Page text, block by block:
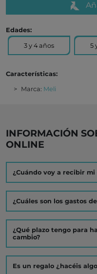
Edades:
3 y 4 años 5
Características:
Marca: Meli
INFORMACIÓN
ONLINE
¿Cuándo voy a recibir mi
¿Cuáles son los gastos
¿Qué plazo tengo para
cambio?
Es un regalo ¿hacéis